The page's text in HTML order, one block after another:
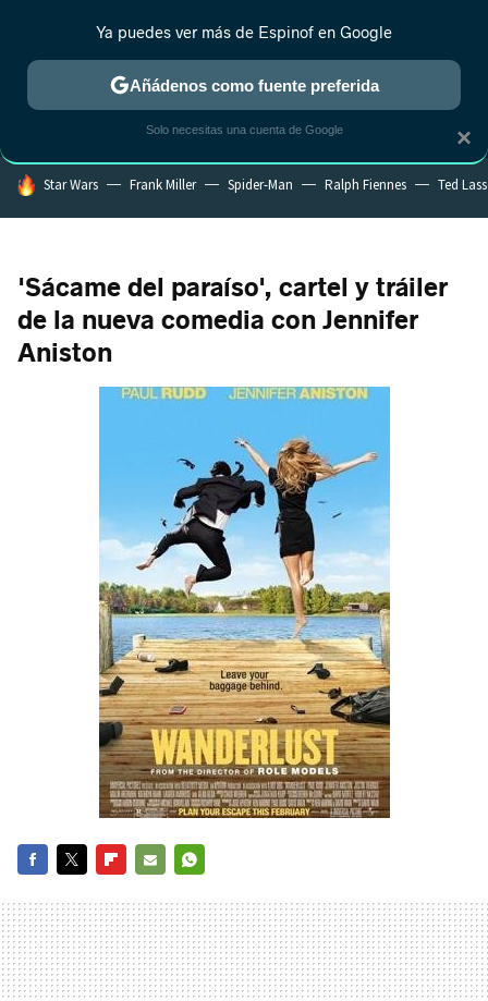
MENÚ NUEVO
ESTRENOS REALITY ANIME RANKINGS CINE
HOY SE HABLA DE
Star Wars Frank Miller Spider-Man Ralph Fiennes Ted
'Sácame del paraíso', cartel y tráiler
de la nueva comedia con Jennifer
Aniston
MAIL
×
Ya puedes ver más de Espinof en Google
Añádenos como fuente preferida
Solo necesitas una cuenta de Google